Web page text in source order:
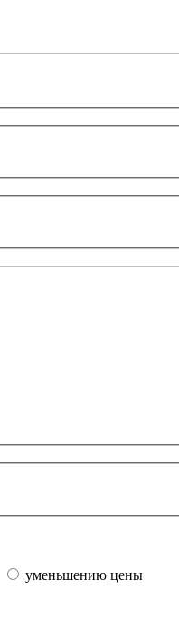
уменьшению цены